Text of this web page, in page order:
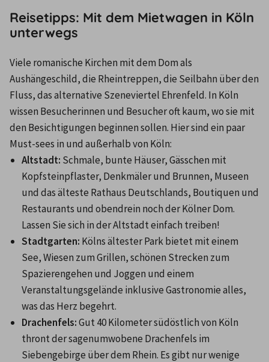
Reisetipps: Mit dem Mietwagen in Köln
unterwegs
Viele romanische Kirchen mit dem Dom als
Aushängeschild, die Rheintreppen, die Seilbahn über den
Fluss, das alternative Szeneviertel Ehrenfeld. In Köln
wissen Besucherinnen und Besucher oft kaum, wo sie mit
den Besichtigungen beginnen sollen. Hier sind ein paar
Must-sees in und außerhalb von Köln:
Altstadt: Schmale, bunte Häuser, Gässchen mit
Kopfsteinpflaster, Denkmäler und Brunnen, Museen
und das älteste Rathaus Deutschlands, Boutiquen und
Restaurants und obendrein noch der Kölner Dom.
Lassen Sie sich in der Altstadt einfach treiben!
Stadtgarten: Kölns ältester Park bietet mit einem
See, Wiesen zum Grillen, schönen Strecken zum
Spazierengehen und Joggen und einem
Veranstaltungsgelände inklusive Gastronomie alles,
was das Herz begehrt.
Drachenfels: Gut 40 Kilometer südöstlich von Köln
thront der sagenumwobene Drachenfels im
Siebengebirge über dem Rhein. Es gibt nur wenige